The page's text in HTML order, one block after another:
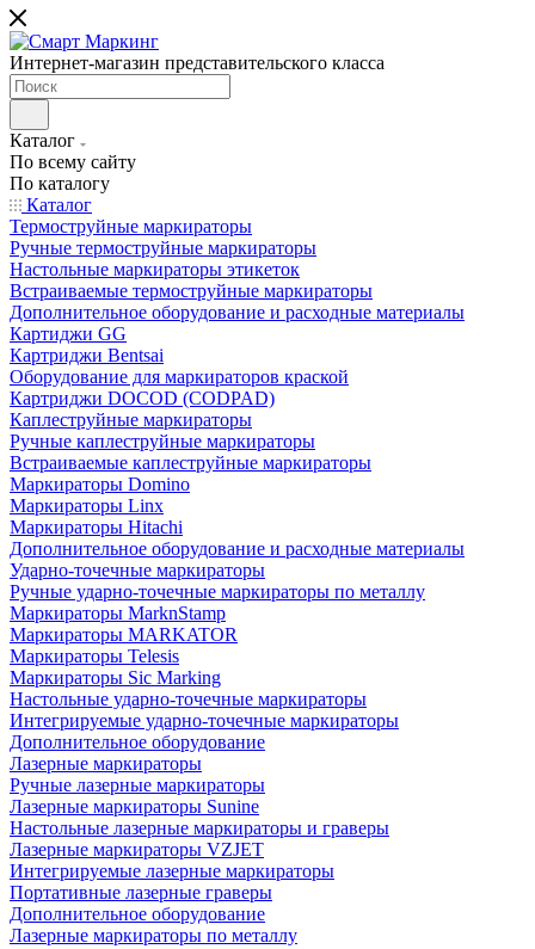
Интернет-магазин представительского класса
Каталог
По всему сайту
По каталогу
Каталог
Термоструйные маркираторы
Ручные термоструйные маркираторы
Настольные маркираторы этикеток
Встраиваемые термоструйные маркираторы
Дополнительное оборудование и расходные материалы
Картиджи GG
Картриджи Bentsai
Оборудование для маркираторов краской
Картриджи DOCOD (CODPAD)
Каплеструйные маркираторы
Ручные каплеструйные маркираторы
Встраиваемые каплеструйные маркираторы
Маркираторы Domino
Маркираторы Linx
Маркираторы Hitachi
Дополнительное оборудование и расходные материалы
Ударно-точечные маркираторы
Ручные ударно-точечные маркираторы по металлу
Маркираторы MarknStamp
Маркираторы MARKATOR
Маркираторы Telesis
Маркираторы Sic Marking
Настольные ударно-точечные маркираторы
Интегрируемые ударно-точечные маркираторы
Дополнительное оборудование
Лазерные маркираторы
Ручные лазерные маркираторы
Лазерные маркираторы Sunine
Настольные лазерные маркираторы и граверы
Лазерные маркираторы VZJET
Интегрируемые лазерные маркираторы
Портативные лазерные граверы
Дополнительное оборудование
Лазерные маркираторы по металлу